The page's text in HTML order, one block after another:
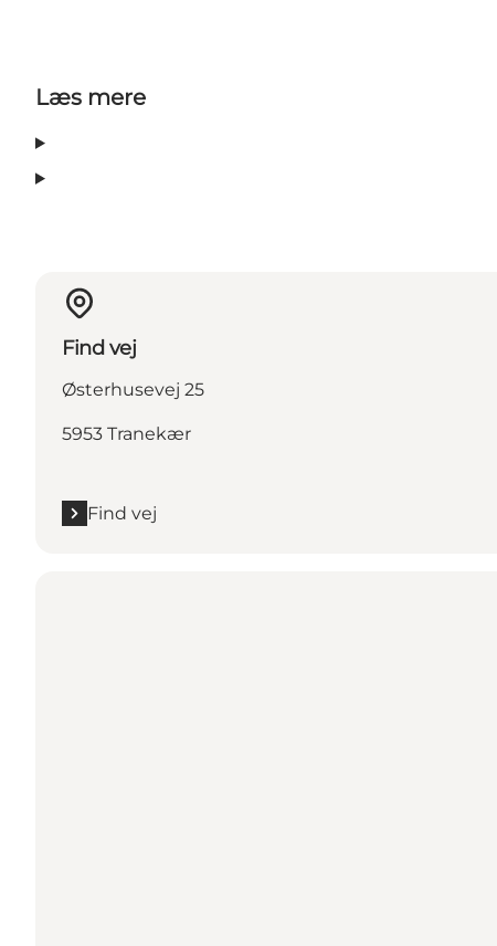
Læs mere
Find vej
Østerhusevej 25
5953 Tranekær
Find vej